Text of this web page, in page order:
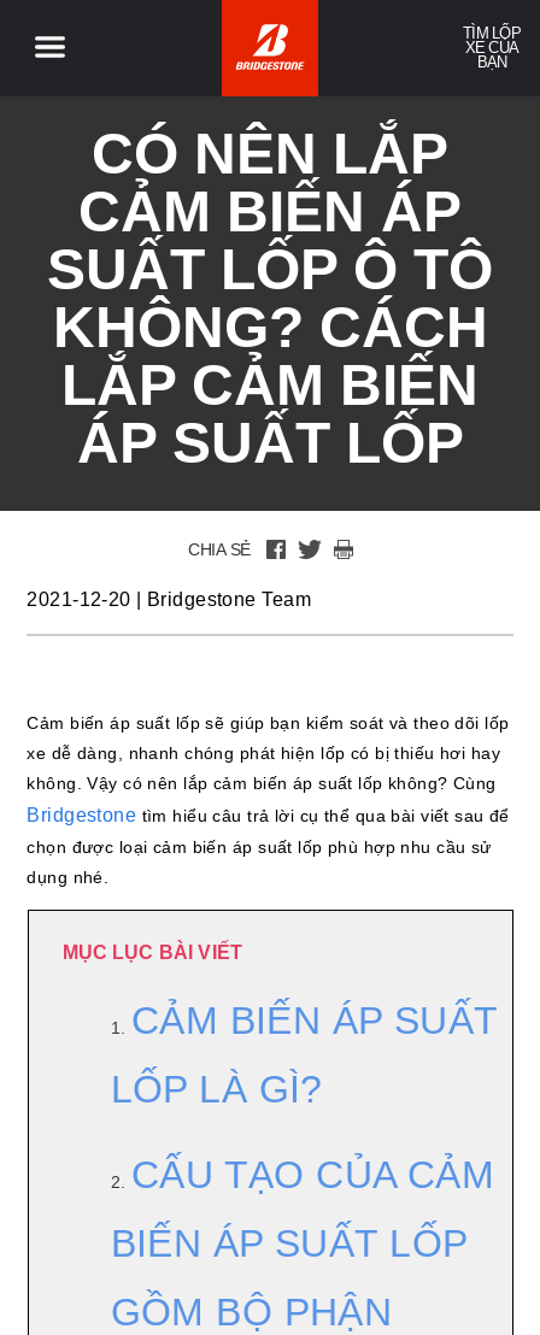
TÌM LỐP
XE CỦA
BẠN
CÓ NÊN LẮP
CẢM BIẾN ÁP
SUẤT LỐP Ô TÔ
KHÔNG? CÁCH
LẮP CẢM BIẾN
ÁP SUẤT LỐP
CHIA SẺ
2021-12-20 Bridgestone Team
Cảm biến áp suất lốp sẽ giúp bạn kiểm soát và theo dõi lốp
xe dễ dàng, nhanh chóng phát hiện lốp có bị thiếu hơi hay
không. Vậy có nên lắp cảm biến áp suất lốp không? Cùng
Bridgestone tìm hiểu câu trả lời cụ thể qua bài viết sau để
chọn được loại cảm biến áp suất lốp phù hợp nhu cầu sử
dụng nhé.
MỤC LỤC BÀI VIẾT
1. CẢM BIẾN ÁP SUẤT
LỐP LÀ GÌ?
2. CẤU TẠO CỦA CẢM
BIẾN ÁP SUẤT LỐP
GỒM BỘ PHẬN